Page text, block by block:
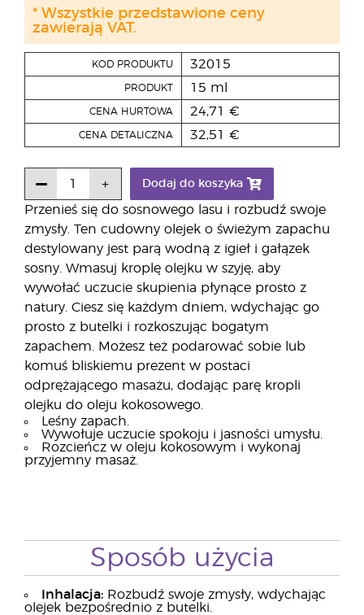
Przenieś się do sosnowego lasu i rozbudź swoje
zmysły. Ten cudowny olejek o świeżym zapachu
destylowany jest parą wodną z igieł i gałązek
sosny. Wmasuj kroplę olejku w szyję, aby
wywołać uczucie skupienia płynące prosto z
natury. Ciesz się każdym dniem, wdychając go
prosto z butelki i rozkoszując bogatym
zapachem. Możesz też podarować sobie lub
komuś bliskiemu prezent w postaci
odprężającego masażu, dodając parę kropli
olejku do oleju kokosowego.
Leśny zapach.
Wywołuje uczucie spokoju i jasności umysłu.
Rozcieńcz w oleju kokosowym i wykonaj
przyjemny masaż.
KOD PRODUKTU 32015
PRODUKT 15 ml
CENA HURTOWA 24,71 €
CENA DETALICZNA 32,51 €
Dodaj do koszyka
* Wszystkie przedstawione ceny
zawierają VAT.
Sposób użycia
Inhalacja: Rozbudź swoje zmysły, wdychając
olejek bezpośrednio z butelki.